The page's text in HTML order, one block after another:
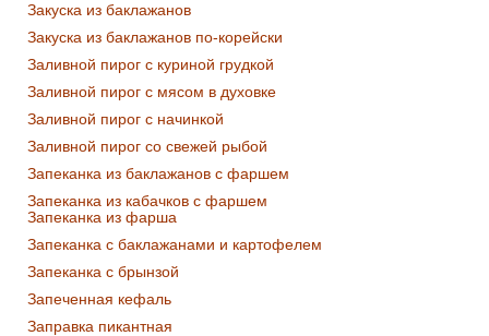
Закуска из баклажанов
Закуска из баклажанов по-корейски
Заливной пирог с куриной грудкой
Заливной пирог с мясом в духовке
Заливной пирог с начинкой
Заливной пирог со свежей рыбой
Запеканка из баклажанов с фаршем
Запеканка из кабачков с фаршем
Запеканка из фарша
Запеканка с баклажанами и картофелем
Запеканка с брынзой
Запеченная кефаль
Заправка пикантная